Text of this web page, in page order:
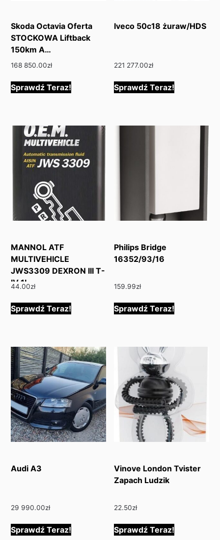
Skoda Octavia Oferta
STOCKOWA Liftback
150km A…
168 850.00zł
Sprawdź Teraz!
Iveco 50c18 żuraw/HDS
221 277.00zł
Sprawdź Teraz!
MANNOL ATF
MULTIVEHICLE
JWS3309 DEXRON III T-
IV 1L
44.00zł
Sprawdź Teraz!
Philips Bridge
16352/93/16
159.99zł
Sprawdź Teraz!
Audi A3
29 990.00zł
Sprawdź Teraz!
Vinove London Tvister
Zapach Ludzik
22.50zł
Sprawdź Teraz!